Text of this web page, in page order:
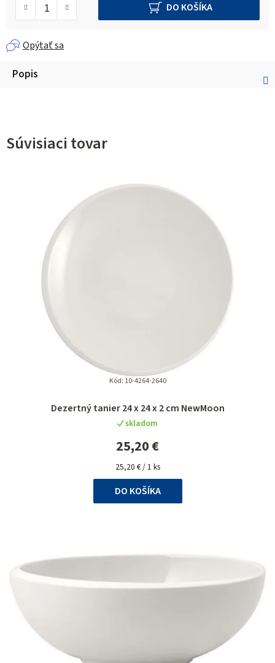
DO KOŠÍKA
Opýtať sa
Popis
Súvisiaci tovar
Dezertný tanier 24 x 24 x 2 cm NewMoon
skladom
25,20 €
Jednotková
cena:
25,20 € / 1 ks
DO KOŠÍKA
Kód: 10-4264-2640